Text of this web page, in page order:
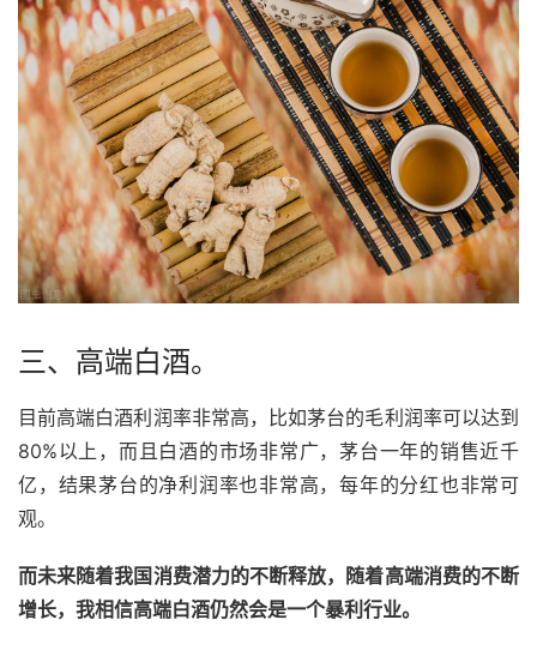
三、高端白酒。
目前高端白酒利润率非常高，比如茅台的毛利润率可以达到
80%以上，而且白酒的市场非常广，茅台一年的销售近千
亿，结果茅台的净利润率也非常高，每年的分红也非常可
观。
而未来随着我国消费潜力的不断释放，随着高端消费的不断
增长，我相信高端白酒仍然会是一个暴利行业。